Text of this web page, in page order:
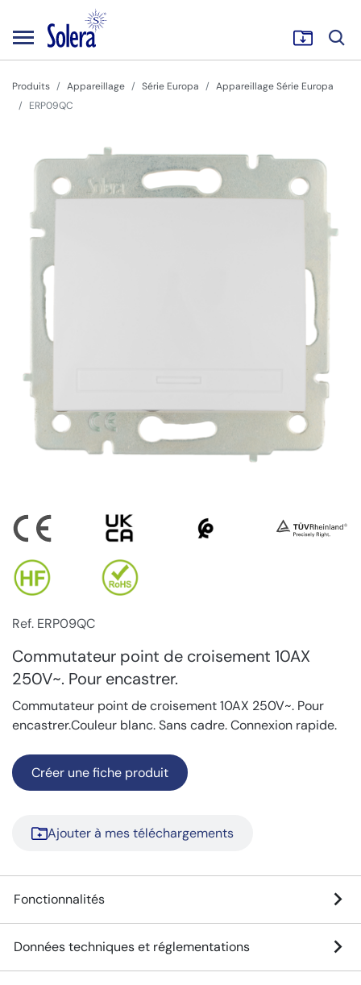
Produits Appareillage Série Europa
Appareillage Série Europa
ERP09QC
Ref. ERP09QC
Commutateur point de croisement 10AX
250V~. Pour encastrer.
Commutateur point de croisement 10AX 250V~. Pour
encastrer.Couleur blanc. Sans cadre. Connexion rapide.
Créer une fiche produit
Ajouter à mes téléchargements
Fonctionnalités
Données techniques et réglementations